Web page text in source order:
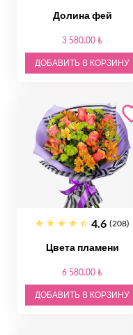
Долина фей
3 580.00 ₺
ДОБАВИТЬ В КОРЗИНУ
4.6 (208)
Цвета пламени
6 580.00 ₺
ДОБАВИТЬ В КОРЗИНУ